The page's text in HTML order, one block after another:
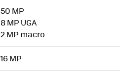
50 MP
8 MP UGA
2 MP macro
16 MP